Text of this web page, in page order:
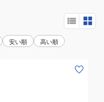
安い順 高い順